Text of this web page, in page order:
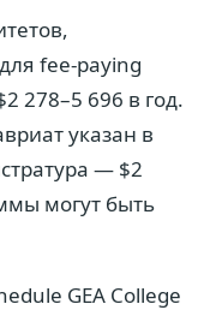
fee-paying
278–5 696 в год.
указан в
— $2
могут быть
GEA College